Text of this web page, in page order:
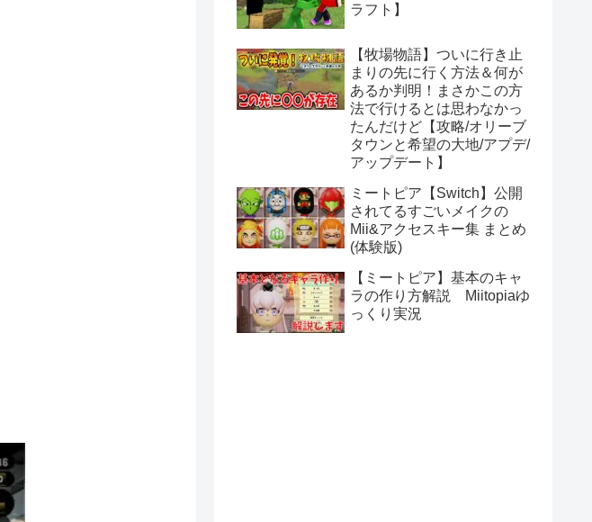
ラフト】
【牧場物語】ついに行き止
まりの先に行く方法＆何が
あるか判明！まさかこの方
法で行けるとは思わなかっ
たんだけど【攻略/オリーブ
タウンと希望の大地/アプデ/
アップデート】
ミートピア【Switch】公開
されてるすごいメイクの
Mii&アクセスキー集 まとめ
(体験版)
【ミートピア】基本のキャ
ラの作り方解説 Miitopiaゆ
っくり実況